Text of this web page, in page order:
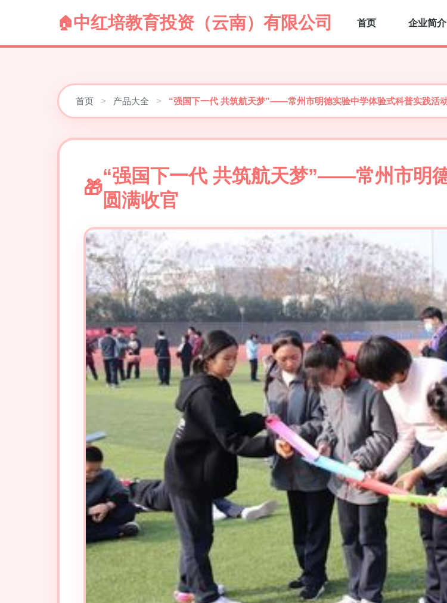
中红培教育投资（云南）有限公司 首页 企业简介
首页 > 产品大全 > “强国下一代 共筑航天梦”——常州市明德实验中学体验式科普实践活
“强国下一代 共筑航天梦”——常州市明
圆满收官